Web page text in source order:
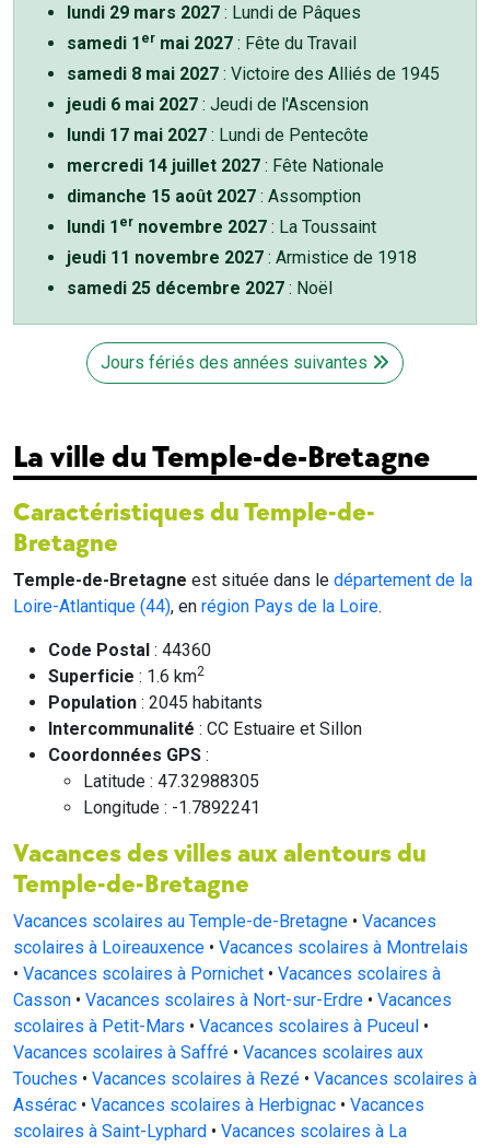
lundi 29 mars 2027 : Lundi de Pâques
samedi 1 er mai 2027 : Fête du Travail
samedi 8 mai 2027 : Victoire des Alliés de 1945
jeudi 6 mai 2027 : Jeudi de l'Ascension
lundi 17 mai 2027 : Lundi de Pentecôte
mercredi 14 juillet 2027 : Fête Nationale
dimanche 15 août 2027 : Assomption
lundi 1 er novembre 2027 : La Toussaint
jeudi 11 novembre 2027 : Armistice de 1918
samedi 25 décembre 2027 : Noël
Jours fériés des années suivantes
La ville du Temple-de-Bretagne
Caractéristiques du Temple-de-
Bretagne
Temple-de-Bretagne est située dans le département de la
Loire-Atlantique (44), en région Pays de la Loire.
Code Postal : 44360
Superficie : 1.6 km2
Population : 2045 habitants
Intercommunalité : CC Estuaire et Sillon
Coordonnées GPS :
Latitude : 47.32988305
Longitude : -1.7892241
Vacances des villes aux alentours du
Temple-de-Bretagne
Vacances scolaires au Temple-de-Bretagne • Vacances
scolaires à Loireauxence • Vacances scolaires à Montrelais
• Vacances scolaires à Pornichet • Vacances scolaires à
Casson • Vacances scolaires à Nort-sur-Erdre • Vacances
scolaires à Petit-Mars • Vacances scolaires à Puceul •
Vacances scolaires à Saffré • Vacances scolaires aux
Touches • Vacances scolaires à Rezé • Vacances scolaires à
Assérac • Vacances scolaires à Herbignac • Vacances
scolaires à Saint-Lyphard • Vacances scolaires à La